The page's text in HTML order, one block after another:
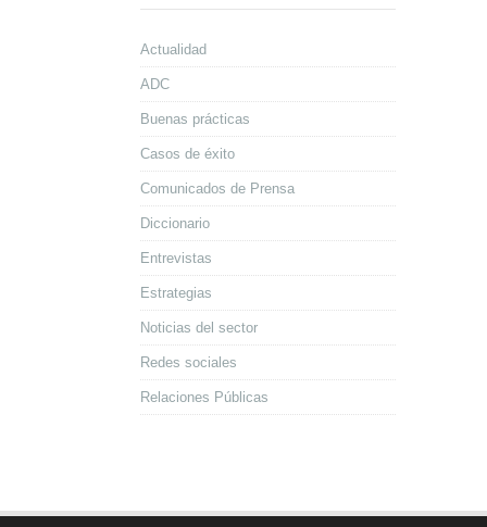
Actualidad
ADC
Buenas prácticas
Casos de éxito
Comunicados de Prensa
Diccionario
Entrevistas
Estrategias
Noticias del sector
Redes sociales
Relaciones Públicas